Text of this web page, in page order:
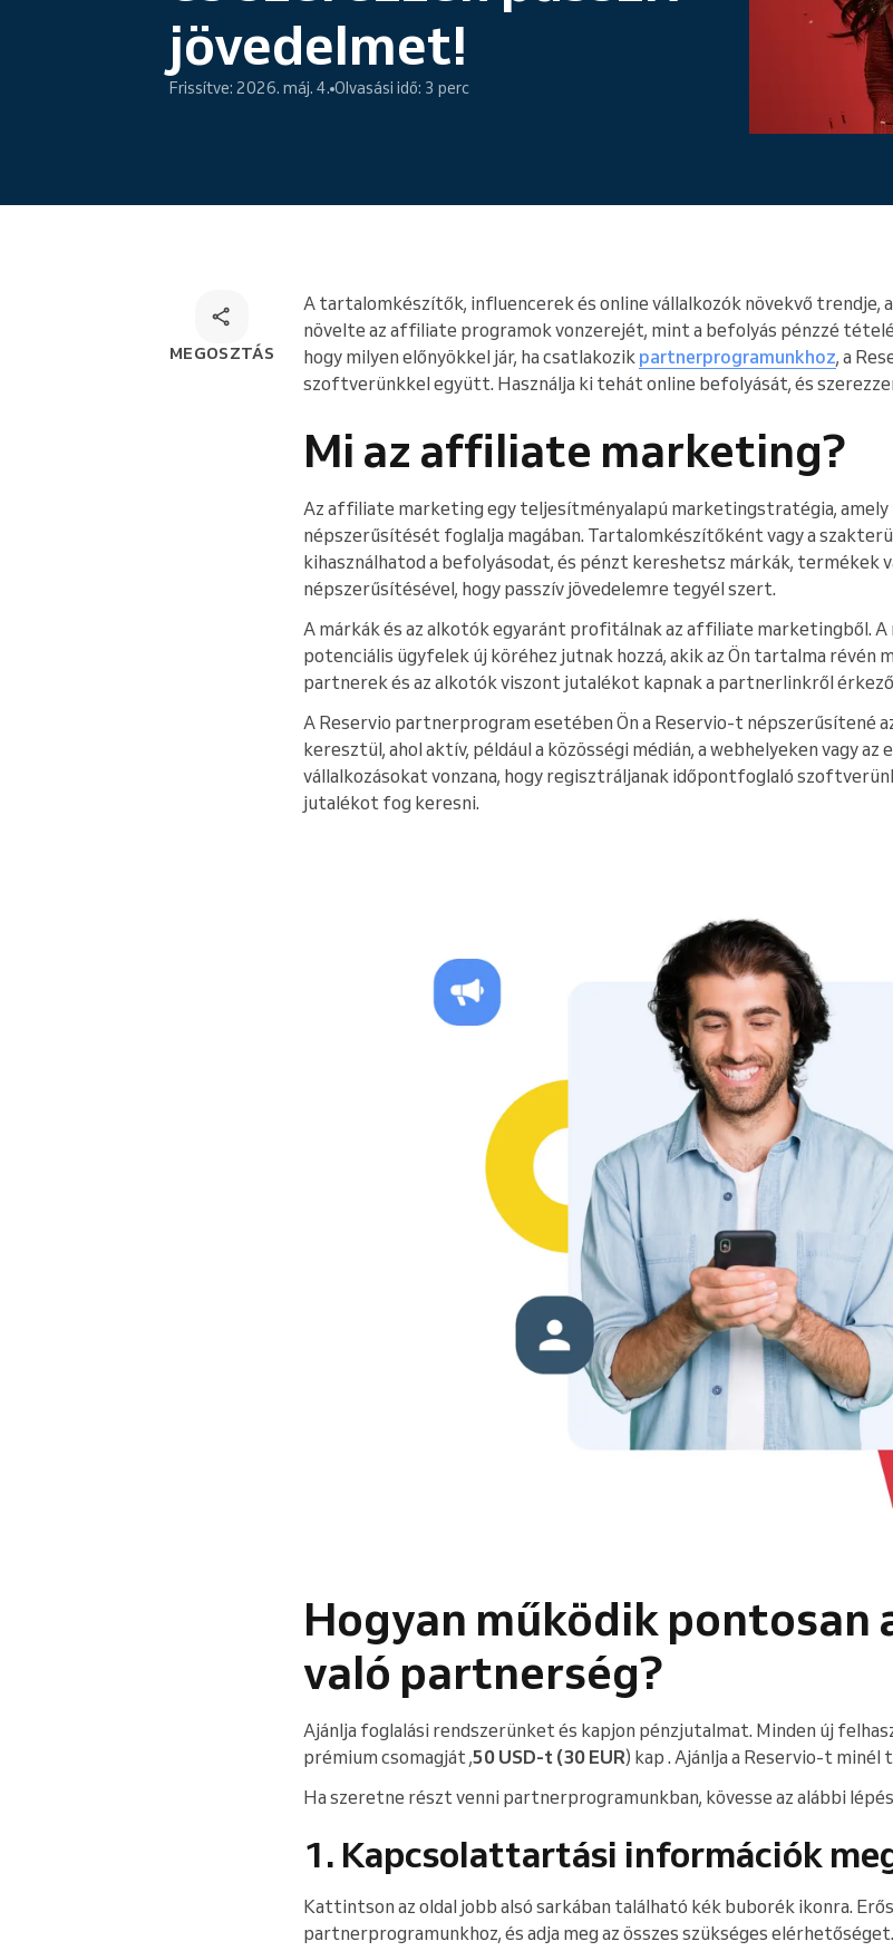
Online foglalás
Sokoldalú foglalási megoldás
Egy vállalatot működtet
jövedelmet!
Frissítve: 2026. máj. 4. Olvasási idő: 3 perc
MEGOSZTÁS
A tartalomkészítők, influencerek és online vállalkozók növekvő trendje,
növelte az affiliate programok vonzerejét, mint a befolyás pénzzé
hogy milyen előnyökkel jár, ha csatlakozik partnerprogramunkhoz, a
szoftverünkkel együtt. Használja ki tehát online befolyását, és
Mi az affiliate marketing?
Az affiliate marketing egy teljesítményalapú marketingstratégia,
népszerűsítését foglalja magában. Tartalomkészítőként vagy a
kihasználhatod a befolyásodat, és pénzt kereshetsz márkák, termékek
népszerűsítésével, hogy passzív jövedelemre tegyél szert.
A márkák és az alkotók egyaránt profitálnak az affiliate marketingből. A
potenciális ügyfelek új köréhez jutnak hozzá, akik az Ön tartalma révén
partnerek és az alkotók viszont jutalékot kapnak a partnerlinkről
A Reservio partnerprogram esetében Ön a Reservio-t népszerűsítené
keresztül, ahol aktív, például a közösségi médián, a webhelyeken vagy
vállalkozásokat vonzana, hogy regisztráljanak időpontfoglaló
jutalékot fog keresni.
Hogyan működik pontosan
való partnerség?
Ajánlja foglalási rendszerünket és kapjon pénzjutalmat. Minden új
prémium csomagját ,50 USD-t (30 EUR) kap . Ajánlja a Reservio-t
Ha szeretne részt venni partnerprogramunkban, kövesse az alábbi
1. Kapcsolattartási információk
Kattintson az oldal jobb alsó sarkában található kék buborék ikonra.
partnerprogramunkhoz, és adja meg az összes szükséges elérhetőséget.